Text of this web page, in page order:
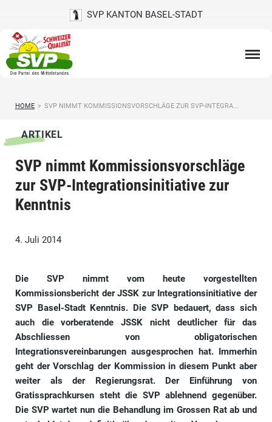
SVP KANTON BASEL-STADT
HOME > SVP NIMMT KOMMISSIONSVORSCHLÄGE ZUR SVP-INTEGRA...
ARTIKEL
SVP nimmt Kommissionsvorschläge
zur SVP-Integrationsinitiative zur
Kenntnis
4. Juli 2014
Die SVP nimmt vom heute vorgestellten
Kommissionsbericht der JSSK zur Integrationsinitiative der
SVP Basel-Stadt Kenntnis. Die SVP bedauert, dass sich
auch die vorberatende JSSK nicht deutlicher für das
Abschliessen von obligatorischen
Integrationsvereinbarungen ausgesprochen hat. Immerhin
geht der Vorschlag der Kommission in diesem Punkt aber
weiter als der Regierungsrat. Der Einführung von
Gratissprachkursen steht die SVP ablehnend gegenüber.
Die SVP wartet nun die Behandlung im Grossen Rat ab und